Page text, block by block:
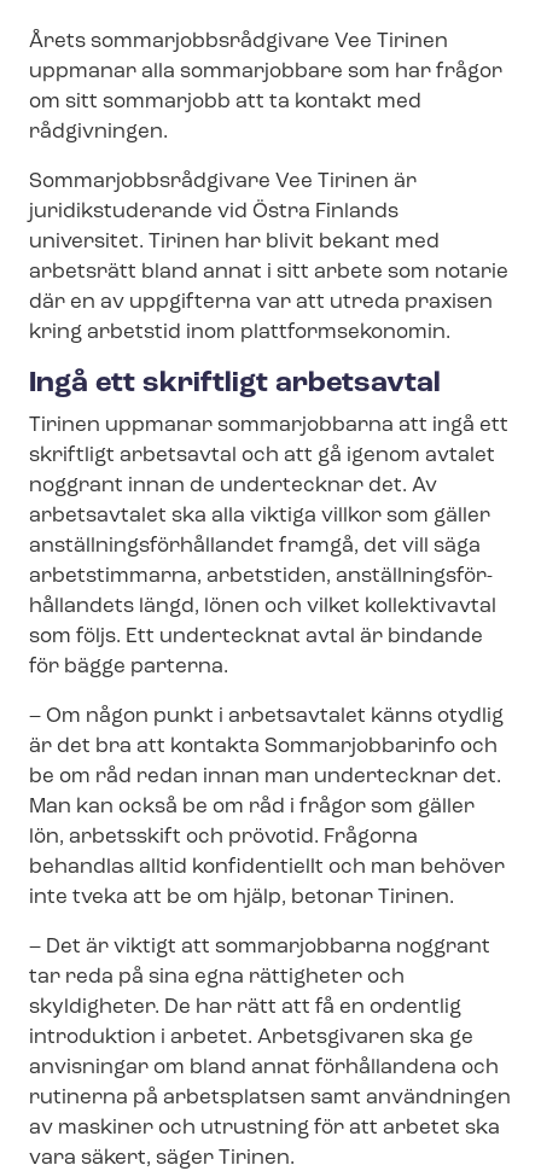
Årets som­mar­jobbs­råd­gi­va­re Vee Tirinen
uppmanar alla sommarjobbare som har frågor
om sitt sommarjobb att ta kontakt med
rådgivningen.
Som­mar­jobbs­råd­gi­va­re Vee Tirinen är
juridikstuderande vid Östra Finlands
universitet. Tirinen har blivit bekant med
arbetsrätt bland annat i sitt arbete som notarie
där en av uppgifterna var att utreda praxisen
kring arbetstid inom platt­form­se­ko­no­min.
Ingå ett skriftligt arbetsavtal
Tirinen uppmanar sommarjobbarna att ingå ett
skriftligt arbetsavtal och att gå igenom avtalet
noggrant innan de undertecknar det. Av
arbetsavtalet ska alla viktiga villkor som gäller
an­ställ­nings­för­hål­lan­det framgå, det vill säga
arbetstimmarna, arbetstiden, an­ställ­nings­för­
hål­lan­dets längd, lönen och vilket kollektivavtal
som följs. Ett undertecknat avtal är bindande
för bägge parterna.
– Om någon punkt i arbetsavtalet känns otydlig
är det bra att kontakta Sommarjobbarinfo och
be om råd redan innan man undertecknar det.
Man kan också be om råd i frågor som gäller
lön, arbetsskift och prövotid. Frågorna
behandlas alltid konfidentiellt och man behöver
inte tveka att be om hjälp, betonar Tirinen.
– Det är viktigt att sommarjobbarna noggrant
tar reda på sina egna rättigheter och
skyldigheter. De har rätt att få en ordentlig
introduktion i arbetet. Arbetsgivaren ska ge
anvisningar om bland annat förhållandena och
rutinerna på arbetsplatsen samt användningen
av maskiner och utrustning för att arbetet ska
vara säkert, säger Tirinen.